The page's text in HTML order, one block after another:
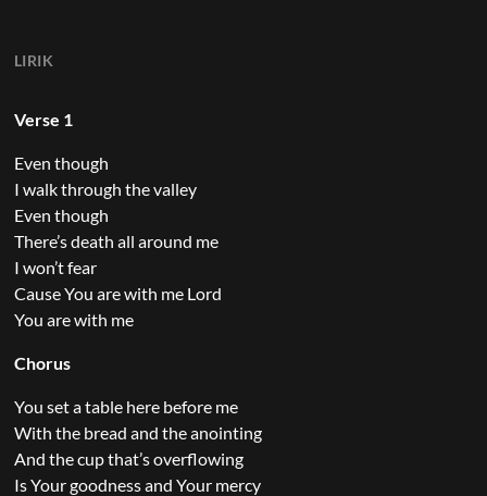
LIRIK
Verse 1
Even though
I walk through the valley
Even though
There’s death all around me
I won’t fear
Cause You are with me Lord
You are with me
Chorus
You set a table here before me
With the bread and the anointing
And the cup that’s overflowing
Is Your goodness and Your mercy